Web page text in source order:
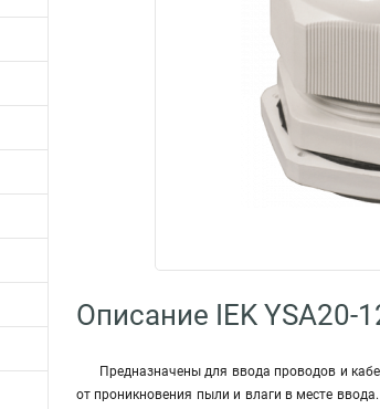
Описание IEK YSA20-
Предназначены для ввода проводов и
от проникновения пыли и влаги в месте